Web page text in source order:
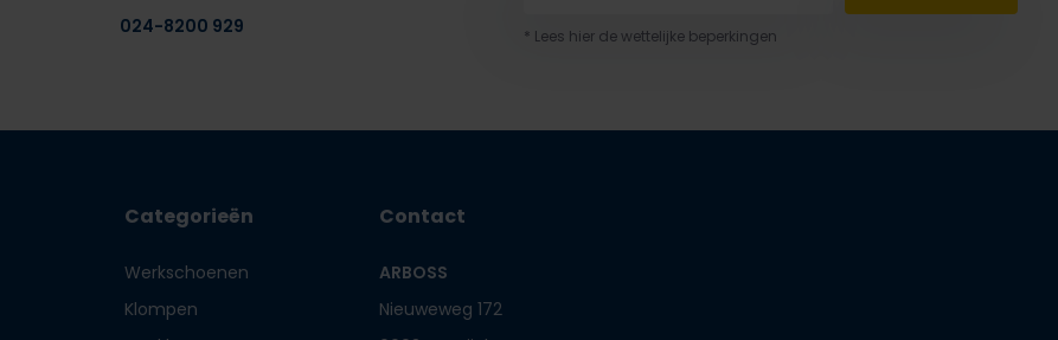
024-8200 929 * Lees hier de wettelijke beperkingen
Categorieën
Werkschoenen
Klompen
Contact
ARBOSS
Nieuweweg 172